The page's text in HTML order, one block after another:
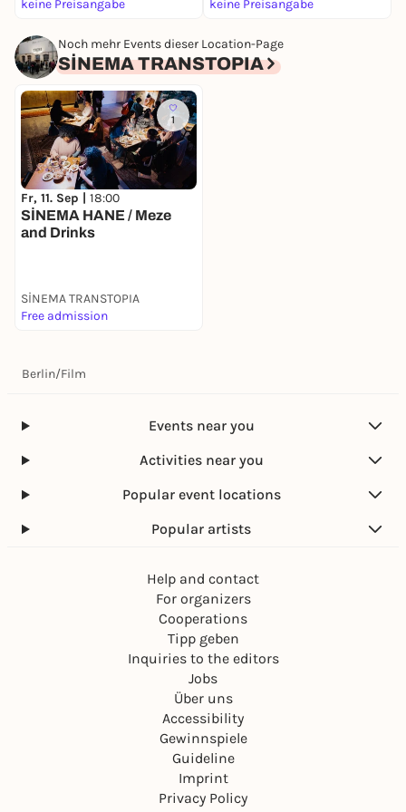
keine Preisangabe
keine Preisangabe
Noch mehr Events dieser Location-Page
SİNEMA TRANSTOPIA
1
Fr, 11. Sep | 18:00
SİNEMA HANE / Meze
and Drinks
SİNEMA TRANSTOPIA
Free admission
Berlin/Film
Events near you
Activities near you
Popular event locations
Popular artists
Help and contact
For organizers
Cooperations
Tipp geben
Inquiries to the editors
Jobs
Über uns
Accessibility
Gewinnspiele
Guideline
Imprint
Privacy Policy